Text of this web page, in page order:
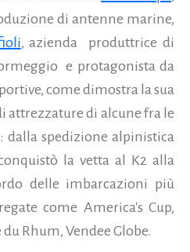
di antenne marine,
, azienda produttrice di
e protagonista da
come dimostra la sua
attrezzature di alcune fra le
spedizione alpinistica
la vetta al K2 alla
delle imbarcazioni più
come America's Cup,
du Rhum, Vendee Globe.